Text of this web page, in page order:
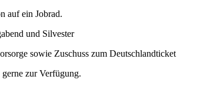
auf ein Jobrad.
und Silvester
sowie Zuschuss zum Deutschlandticket
zur Verfügung.